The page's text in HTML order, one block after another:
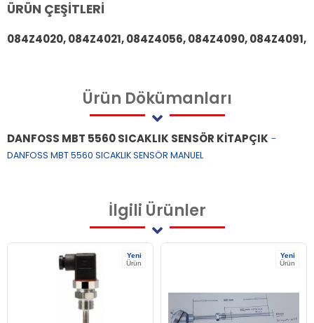
ÜRÜN ÇEŞİTLERİ
084Z4020, 084Z4021, 084Z4056, 084Z4090, 084Z4091,
Ürün Dökümanları
DANFOSS MBT 5560 SICAKLIK SENSÖR KİTAPÇIK -
DANFOSS MBT 5560 SICAKLIK SENSÖR MANUEL
İlgili Ürünler
Yeni
Ürün
Yeni
Ürün